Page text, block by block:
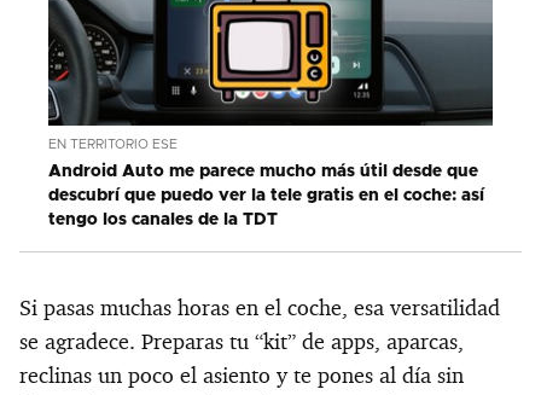
EN TERRITORIO ESE
Android Auto me parece mucho más útil desde que
descubrí que puedo ver la tele gratis en el coche: así
tengo los canales de la TDT
Si pasas muchas horas en el coche, esa versatilidad
se agradece. Preparas tu “kit” de apps, aparcas,
reclinas un poco el asiento y te pones al día sin